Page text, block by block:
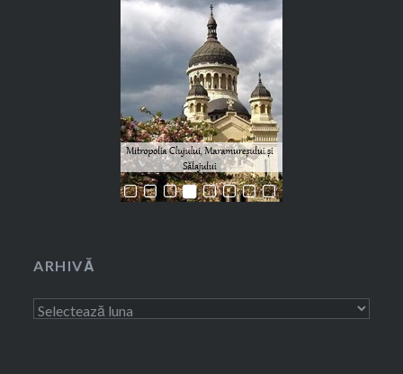
ARHIVĂ
Arhivă